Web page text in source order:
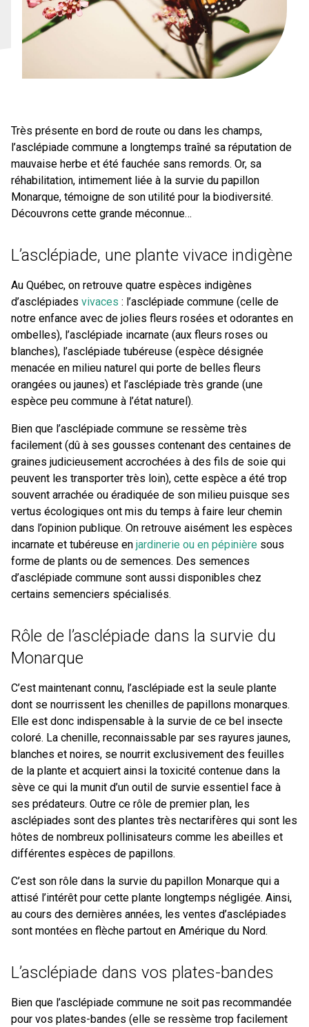
Très présente en bord de route ou dans les champs,
l’asclépiade commune a longtemps traîné sa réputation de
mauvaise herbe et été fauchée sans remords. Or, sa
réhabilitation, intimement liée à la survie du papillon
Monarque, témoigne de son utilité pour la biodiversité.
Découvrons cette grande méconnue…
L’asclépiade, une plante vivace indigène
Au Québec, on retrouve quatre espèces indigènes
d’asclépiades vivaces : l’asclépiade commune (celle de
notre enfance avec de jolies fleurs rosées et odorantes en
ombelles), l’asclépiade incarnate (aux fleurs roses ou
blanches), l’asclépiade tubéreuse (espèce désignée
menacée en milieu naturel qui porte de belles fleurs
orangées ou jaunes) et l’asclépiade très grande (une
espèce peu commune à l’état naturel).
Bien que l’asclépiade commune se ressème très
facilement (dû à ses gousses contenant des centaines de
graines judicieusement accrochées à des fils de soie qui
peuvent les transporter très loin), cette espèce a été trop
souvent arrachée ou éradiquée de son milieu puisque ses
vertus écologiques ont mis du temps à faire leur chemin
dans l’opinion publique. On retrouve aisément les espèces
incarnate et tubéreuse en jardinerie ou en pépinière sous
forme de plants ou de semences. Des semences
d’asclépiade commune sont aussi disponibles chez
certains semenciers spécialisés.
Rôle de l’asclépiade dans la survie du
Monarque
C’est maintenant connu, l’asclépiade est la seule plante
dont se nourrissent les chenilles de papillons monarques.
Elle est donc indispensable à la survie de ce bel insecte
coloré. La chenille, reconnaissable par ses rayures jaunes,
blanches et noires, se nourrit exclusivement des feuilles
de la plante et acquiert ainsi la toxicité contenue dans la
sève ce qui la munit d’un outil de survie essentiel face à
ses prédateurs. Outre ce rôle de premier plan, les
asclépiades sont des plantes très nectarifères qui sont les
hôtes de nombreux pollinisateurs comme les abeilles et
différentes espèces de papillons.
C’est son rôle dans la survie du papillon Monarque qui a
attisé l’intérêt pour cette plante longtemps négligée. Ainsi,
au cours des dernières années, les ventes d’asclépiades
sont montées en flèche partout en Amérique du Nord.
L’asclépiade dans vos plates-bandes
Bien que l’asclépiade commune ne soit pas recommandée
pour vos plates-bandes (elle se ressème trop facilement